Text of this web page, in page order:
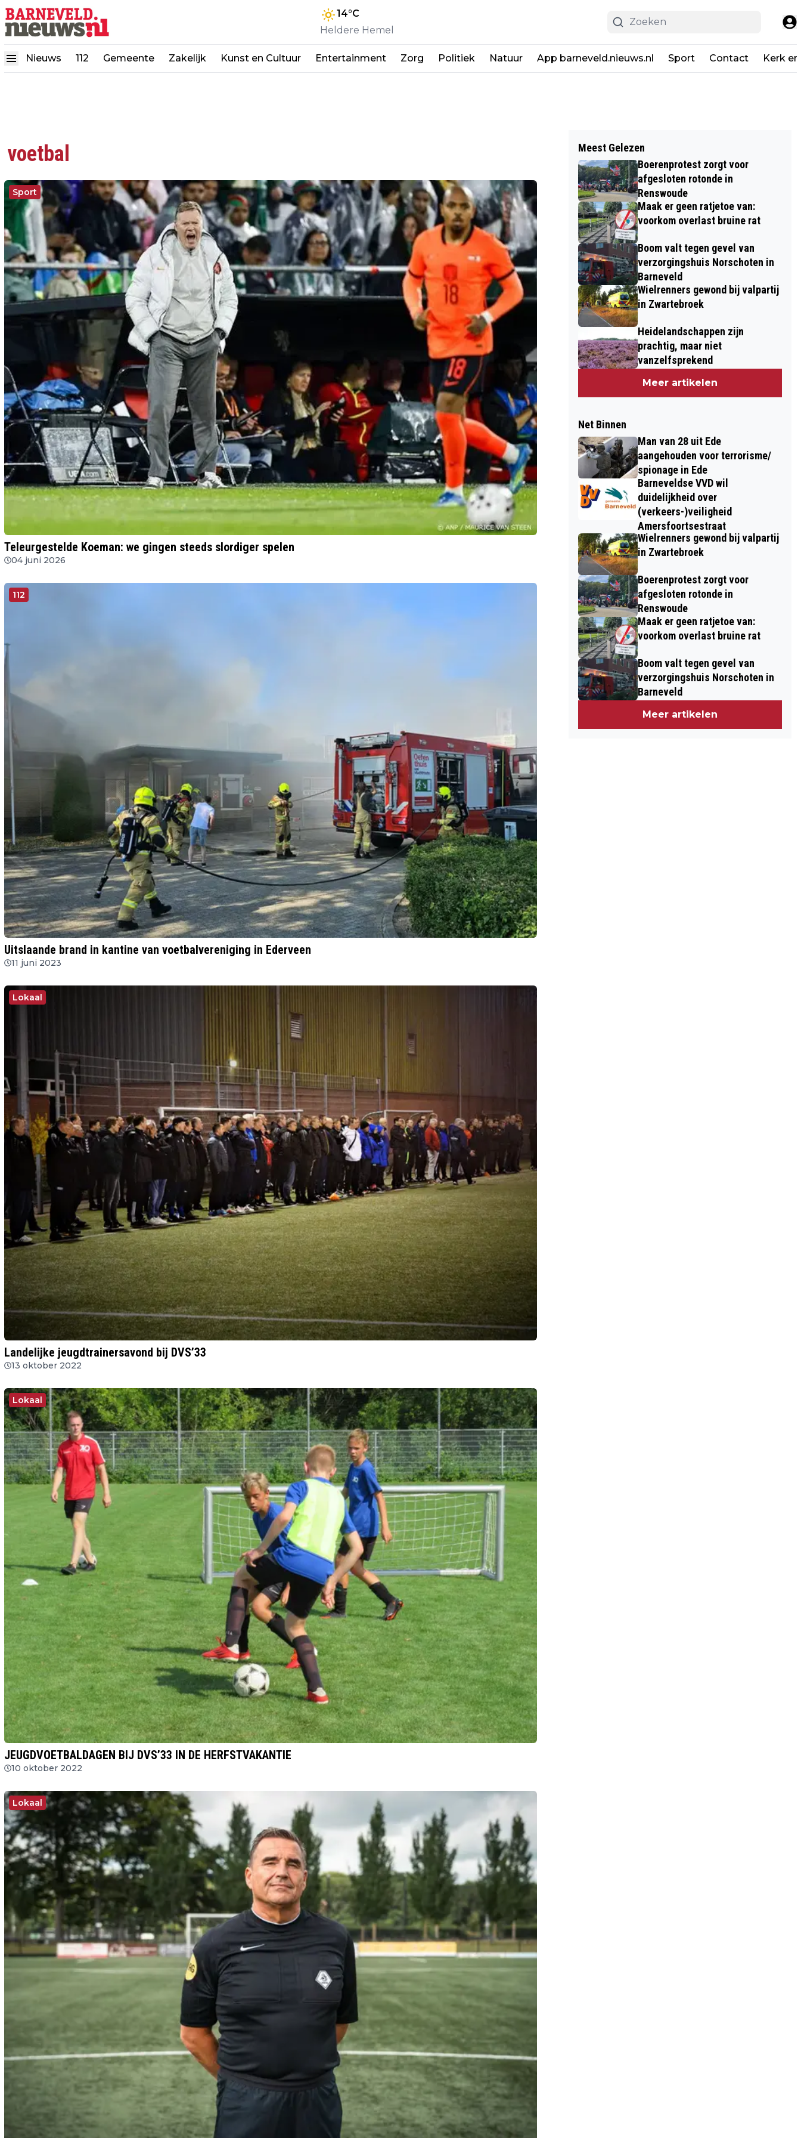
14°C
Heldere Hemel
Nieuws 112 Gemeente Zakelijk Kunst en Cultuur Entertainment Zorg Politiek Natuur App barneveld.nieuws.nl Sport Contact Kerk
voetbal
Sport
Teleurgestelde Koeman: we gingen steeds slordiger spelen
04 juni 2026
112
Uitslaande brand in kantine van voetbalvereniging in Ederveen
11 juni 2023
Lokaal
Landelijke jeugdtrainersavond bij DVS’33
13 oktober 2022
Lokaal
JEUGDVOETBALDAGEN BIJ DVS’33 IN DE HERFSTVAKANTIE
10 oktober 2022
Lokaal
Meest Gelezen
Boerenprotest zorgt voor
afgesloten rotonde in
Renswoude
Maak er geen ratjetoe van:
voorkom overlast bruine rat
Boom valt tegen gevel van
verzorgingshuis Norschoten in
Barneveld
Wielrenners gewond bij valpartij
in Zwartebroek
Heidelandschappen zijn
prachtig, maar niet
vanzelfsprekend
Meer artikelen
Net Binnen
Man van 28 uit Ede
aangehouden voor terrorisme/
spionage in Ede
Barneveldse VVD wil
duidelijkheid over
(verkeers-)veiligheid
Amersfoortsestraat
Wielrenners gewond bij valpartij
in Zwartebroek
Boerenprotest zorgt voor
afgesloten rotonde in
Renswoude
Maak er geen ratjetoe van:
voorkom overlast bruine rat
Boom valt tegen gevel van
verzorgingshuis Norschoten in
Barneveld
Meer artikelen